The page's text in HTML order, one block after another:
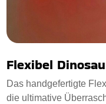
Flexibel
Das handgefertigte
die ultimative